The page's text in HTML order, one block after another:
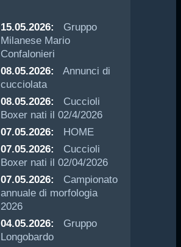
15.05.2026:
Gruppo
Milanese Mario
Confalonieri
08.05.2026:
Annunci di
cucciolata
08.05.2026:
Cuccioli
Boxer nati il 02/4/2026
07.05.2026:
HOME
07.05.2026:
Cuccioli
Boxer nati il 02/04/2026
07.05.2026:
Campionato
annuale di morfologia
2026
04.05.2026:
Gruppo
Longobardo